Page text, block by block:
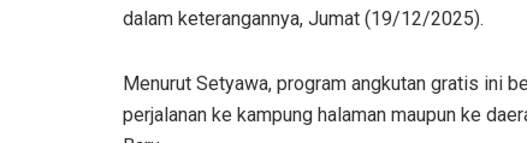
dalam keterangannya, Jumat (19/12/2025).
Menurut Setyawa, program angkutan gratis ini
perjalanan ke kampung halaman maupun ke